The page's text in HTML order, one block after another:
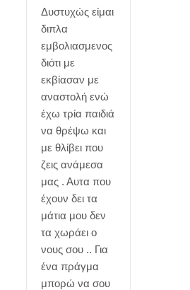
Δυστυχώς είμαι
διπλα
εμβολιασμενος
διότι με
εκβίασαν με
αναστολή ενώ
έχω τρία παιδιά
να θρέψω και
με θλίβει που
ζεις ανάμεσα
μας . Αυτα που
έχουν δει τα
μάτια μου δεν
τα χωράει ο
νους σου .. Για
ένα πράγμα
μπορώ να σου